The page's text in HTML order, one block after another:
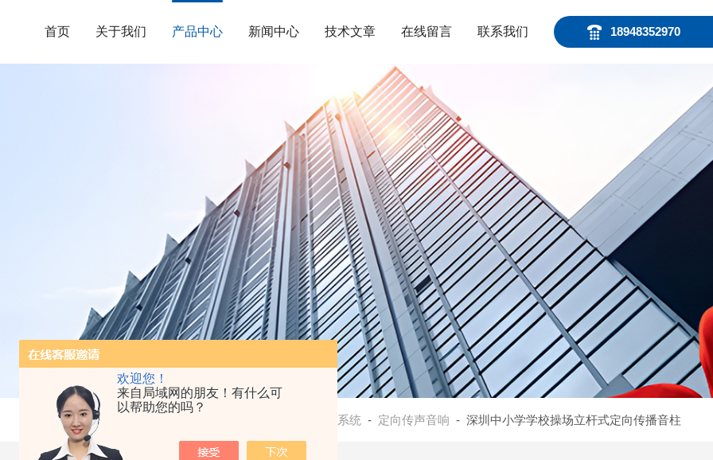
欢迎您！
来自局域网的朋友！有什么可
以帮助您的吗？
18948352970
首页 关于我们 产品中心 新闻中心 技术文章 在线留言 联系我们
噪声在线监测系统 - 定向传声音响 - 深圳中小学学校操场立杆式定向传播音柱